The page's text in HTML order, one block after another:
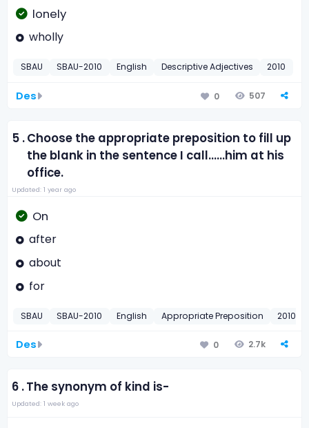
lonely
wholly
SBAU SBAU-2010 English Descriptive Adjectives 2010
Des 0 507
5 .Choose the appropriate preposition to fill up
the blank in the sentence I call......him at his
office.
Updated: 1 year ago
On
after
about
for
SBAU SBAU-2010 English Appropriate Preposition 2010
Des 0 2.7k
6 .The synonym of kind is-
Updated: 1 week ago